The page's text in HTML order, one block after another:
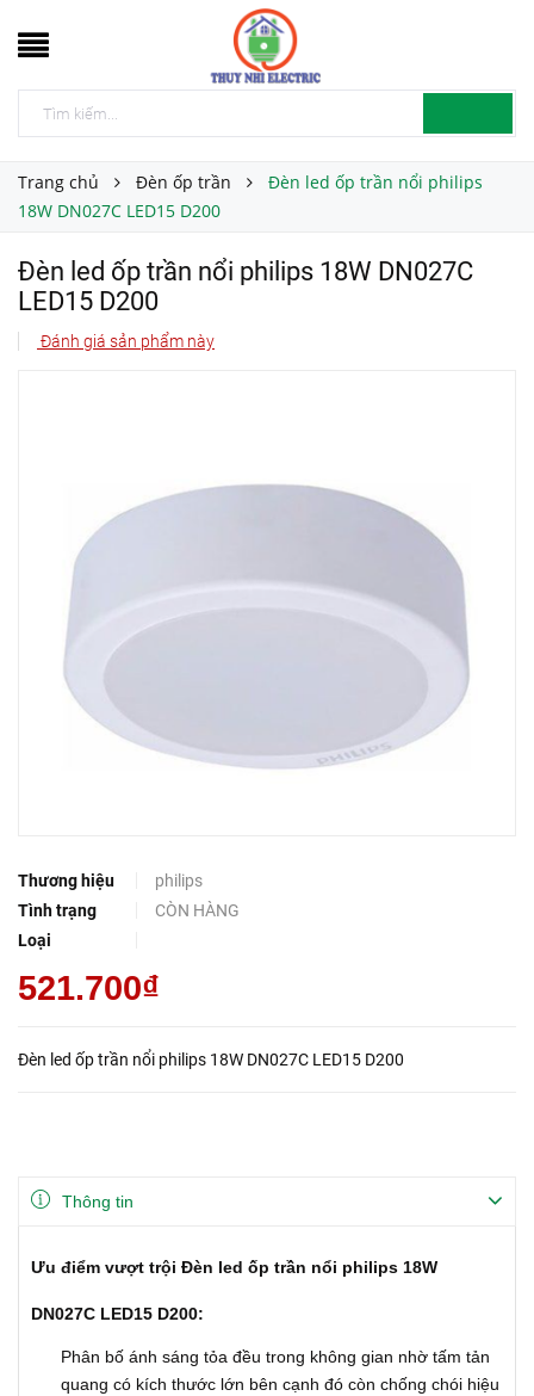
Trang chủ Đèn ốp trần
Đèn led ốp trần nổi philips
18W DN027C LED15 D200
Đèn led ốp trần nổi philips 18W DN027C
LED15 D200
Đánh giá sản phẩm này
Thương hiệu
philips
Tình trạng
CÒN HÀNG
Loại
521.700₫
Đèn led ốp trần nổi philips 18W DN027C LED15 D200
Thông tin
Ưu điểm vượt trội Đèn led ốp trần nổi philips 18W
DN027C LED15 D200:
Phân bố ánh sáng tỏa đều trong không gian nhờ tấm tản
quang có kích thước lớn bên cạnh đó còn chống chói hiệu